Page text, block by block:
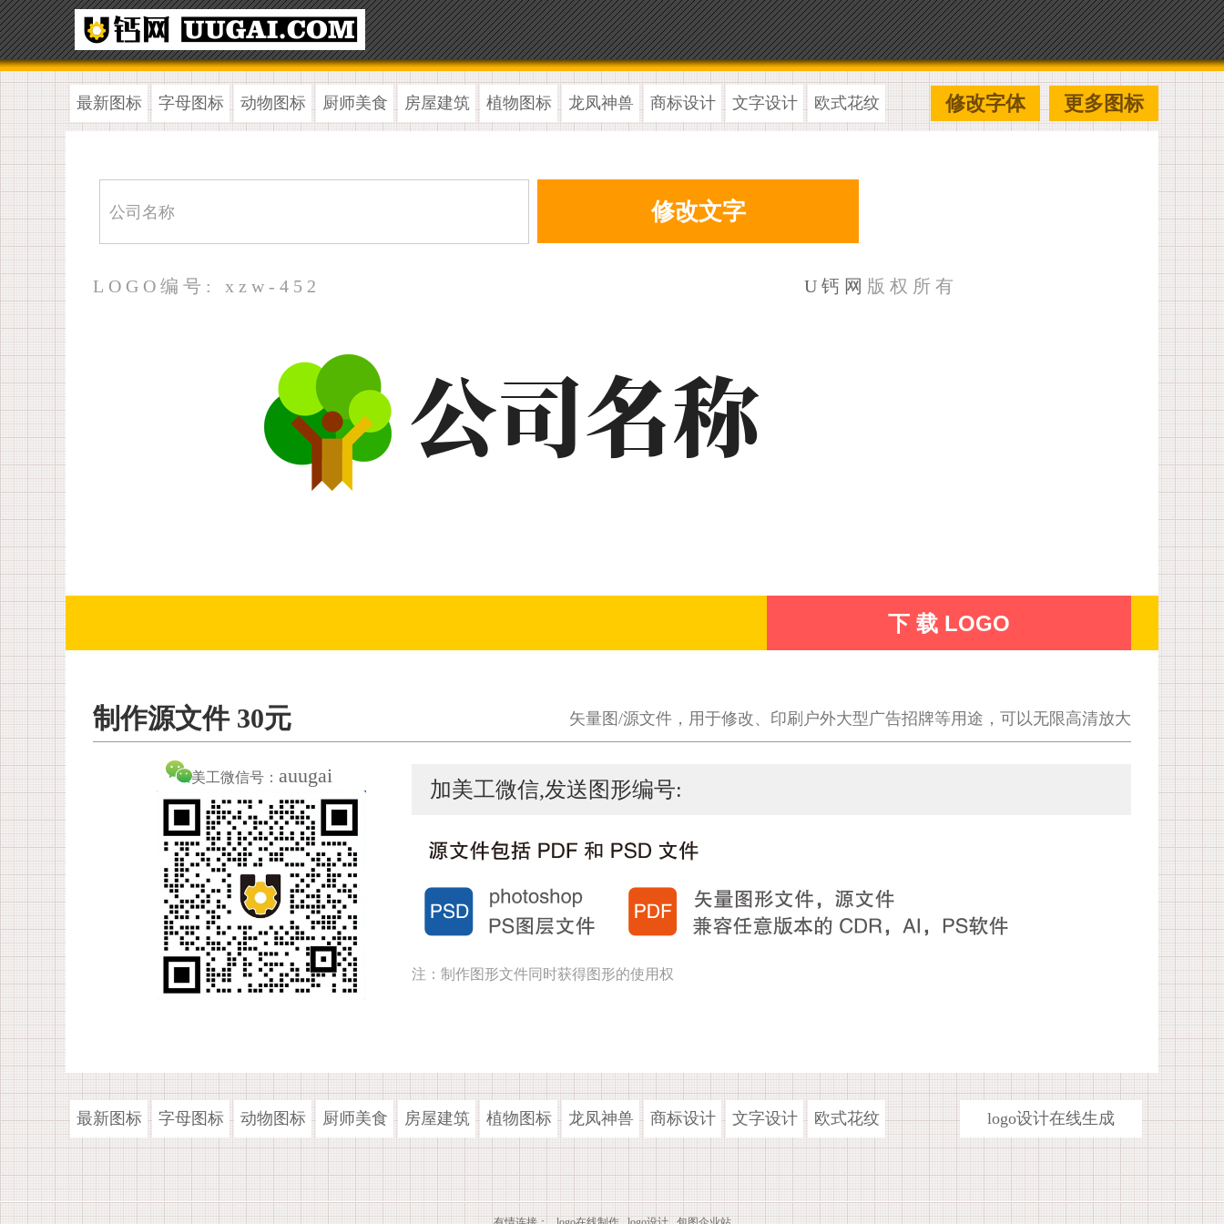
最新图标 字母图标 动物图标 厨师美食 房屋建筑 植物图标 龙凤神兽 商标设计 文字设计 欧式花纹 更多图标
修改字体
LOGO编号: xzw-452 U钙网 版权所有
下 载 LOGO
制作源文件 30元 矢量图/源文件，用于修改、印刷户外大型广告招牌等用途，可以无限高清放大
美工微信号： auugai
加美工微信,发送图形编号:
注：制作图形文件同时获得图形的使用权
最新图标 字母图标 动物图标 厨师美食 房屋建筑 植物图标 龙凤神兽 商标设计 文字设计 欧式花纹 logo设计在线生成